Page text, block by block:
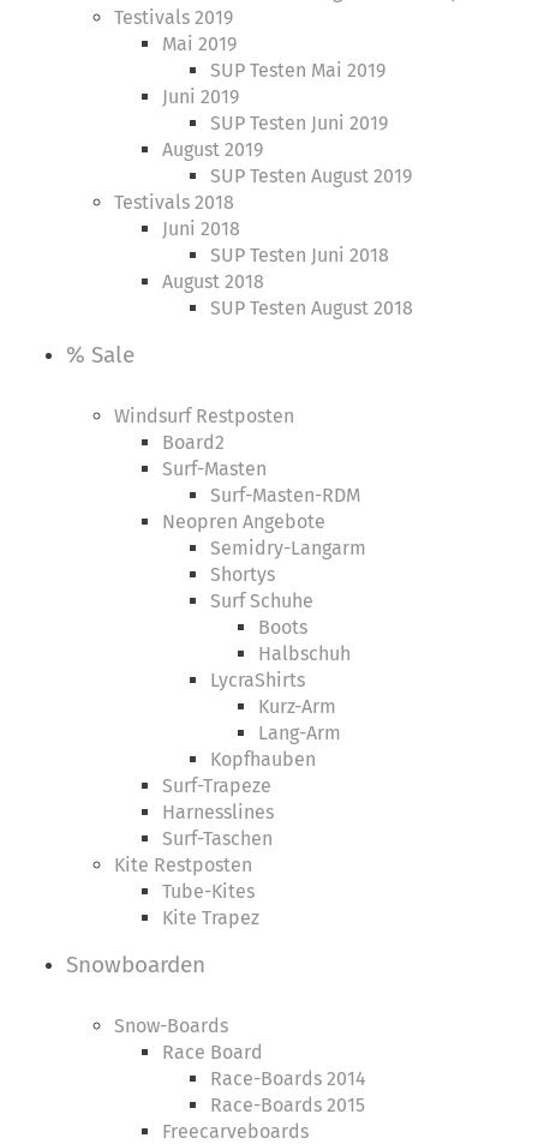
Testivals 2019
Mai 2019
SUP Testen Mai 2019
Juni 2019
SUP Testen Juni 2019
August 2019
SUP Testen August 2019
Testivals 2018
Juni 2018
SUP Testen Juni 2018
August 2018
SUP Testen August 2018
% Sale
Windsurf Restposten
Board2
Surf-Masten
Surf-Masten-RDM
Neopren Angebote
Semidry-Langarm
Shortys
Surf Schuhe
Boots
Halbschuh
LycraShirts
Kurz-Arm
Lang-Arm
Kopfhauben
Surf-Trapeze
Harnesslines
Surf-Taschen
Kite Restposten
Tube-Kites
Kite Trapez
Snowboarden
Snow-Boards
Race Board
Race-Boards 2014
Race-Boards 2015
Freecarveboards